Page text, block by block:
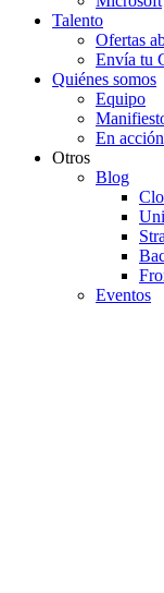
Talento
Ofertas
Envía tu
Quiénes somos
Equipo
En acción
Otros
Blog
Eventos